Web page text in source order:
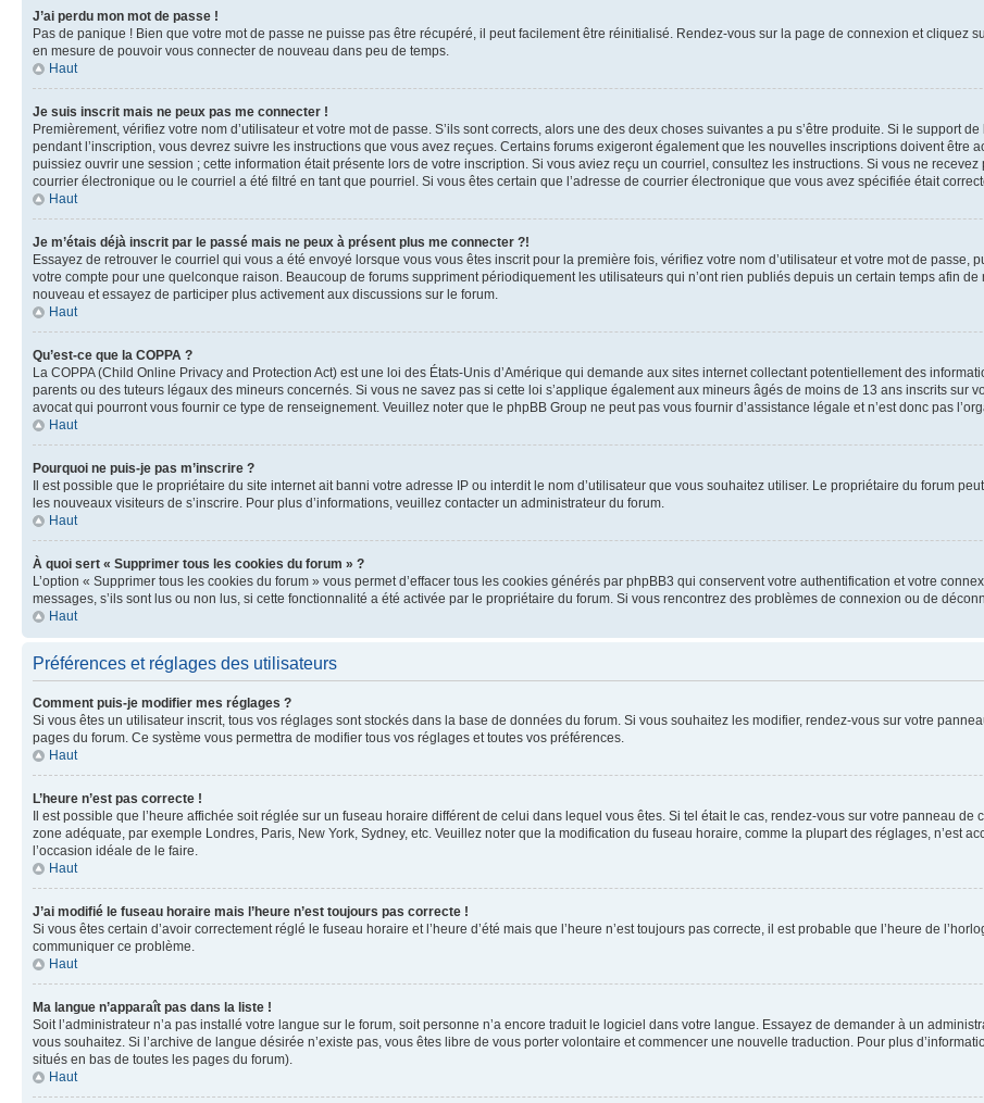
J’ai perdu mon mot de passe !
Pas de panique ! Bien que votre mot de passe ne puisse pas être récupéré, il peut facilement être réinitialisé. Rendez-vous sur la page de connexion et cliquez
en mesure de pouvoir vous connecter de nouveau dans peu de temps.
Haut
Je suis inscrit mais ne peux pas me connecter !
Premièrement, vérifiez votre nom d’utilisateur et votre mot de passe. S’ils sont corrects, alors une des deux choses suivantes a pu s’être produite. Si le support
pendant l’inscription, vous devrez suivre les instructions que vous avez reçues. Certains forums exigeront également que les nouvelles inscriptions doivent être
puissiez ouvrir une session ; cette information était présente lors de votre inscription. Si vous aviez reçu un courriel, consultez les instructions. Si vous ne
courrier électronique ou le courriel a été filtré en tant que pourriel. Si vous êtes certain que l’adresse de courrier électronique que vous avez spécifiée était
Haut
Je m’étais déjà inscrit par le passé mais ne peux à présent plus me connecter ?!
Essayez de retrouver le courriel qui vous a été envoyé lorsque vous vous êtes inscrit pour la première fois, vérifiez votre nom d’utilisateur et votre mot de passe,
votre compte pour une quelconque raison. Beaucoup de forums suppriment périodiquement les utilisateurs qui n’ont rien publiés depuis un certain temps afin
nouveau et essayez de participer plus activement aux discussions sur le forum.
Haut
Qu’est-ce que la COPPA ?
La COPPA (Child Online Privacy and Protection Act) est une loi des États-Unis d’Amérique qui demande aux sites internet collectant potentiellement des
parents ou des tuteurs légaux des mineurs concernés. Si vous ne savez pas si cette loi s’applique également aux mineurs âgés de moins de 13 ans inscrits sur
avocat qui pourront vous fournir ce type de renseignement. Veuillez noter que le phpBB Group ne peut pas vous fournir d’assistance légale et n’est donc pas
Haut
Pourquoi ne puis-je pas m’inscrire ?
Il est possible que le propriétaire du site internet ait banni votre adresse IP ou interdit le nom d’utilisateur que vous souhaitez utiliser. Le propriétaire du forum
les nouveaux visiteurs de s’inscrire. Pour plus d’informations, veuillez contacter un administrateur du forum.
Haut
À quoi sert « Supprimer tous les cookies du forum » ?
L’option « Supprimer tous les cookies du forum » vous permet d’effacer tous les cookies générés par phpBB3 qui conservent votre authentification et votre
messages, s’ils sont lus ou non lus, si cette fonctionnalité a été activée par le propriétaire du forum. Si vous rencontrez des problèmes de connexion ou de
Haut
Préférences et réglages des utilisateurs
Comment puis-je modifier mes réglages ?
Si vous êtes un utilisateur inscrit, tous vos réglages sont stockés dans la base de données du forum. Si vous souhaitez les modifier, rendez-vous sur votre
pages du forum. Ce système vous permettra de modifier tous vos réglages et toutes vos préférences.
Haut
L’heure n’est pas correcte !
Il est possible que l’heure affichée soit réglée sur un fuseau horaire différent de celui dans lequel vous êtes. Si tel était le cas, rendez-vous sur votre panneau
zone adéquate, par exemple Londres, Paris, New York, Sydney, etc. Veuillez noter que la modification du fuseau horaire, comme la plupart des réglages, n’est
l’occasion idéale de le faire.
Haut
J’ai modifié le fuseau horaire mais l’heure n’est toujours pas correcte !
Si vous êtes certain d’avoir correctement réglé le fuseau horaire et l’heure d’été mais que l’heure n’est toujours pas correcte, il est probable que l’heure de
communiquer ce problème.
Haut
Ma langue n’apparaît pas dans la liste !
Soit l’administrateur n’a pas installé votre langue sur le forum, soit personne n’a encore traduit le logiciel dans votre langue. Essayez de demander à un
vous souhaitez. Si l’archive de langue désirée n’existe pas, vous êtes libre de vous porter volontaire et commencer une nouvelle traduction. Pour plus
situés en bas de toutes les pages du forum).
Haut